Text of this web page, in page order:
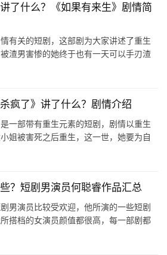
了什么？《如果有来生》剧情简
有关的短剧，这部剧为大家讲述了重生
渣男害惨的她终于也有一天可以手刃渣
疯了》讲了什么？剧情介绍
一部带有重生元素的短剧，剧情以重生
姐被害死之后重生，这一世，她要为自
？短剧男演员何聪睿作品汇总
男演员比较受欢迎，他所演的一些短剧
搭档的女演员颜值都很高，每一部剧都